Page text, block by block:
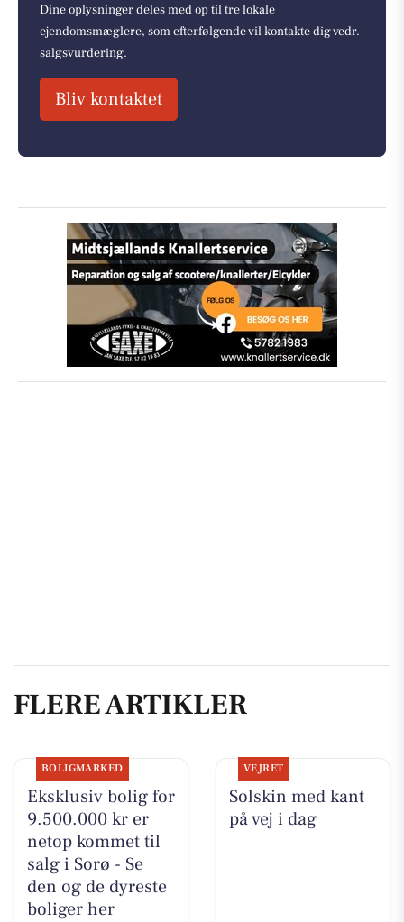
Dine oplysninger deles med op til tre lokale
ejendomsmæglere, som efterfølgende vil kontakte dig vedr.
salgsvurdering.
Bliv kontaktet
FLERE ARTIKLER
BOLIGMARKED
Eksklusiv bolig for
9.500.000 kr er
netop kommet til
salg i Sorø - Se
den og de dyreste
boliger her
VEJRET
Solskin med kant
på vej i dag